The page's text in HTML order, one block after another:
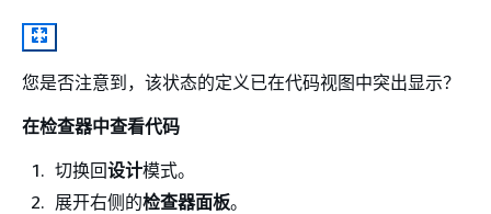
您是否注意到，该状态的定义已在代码视图中突出显示？
在检查器中查看代码
切换回设计模式。
展开右侧的检查器面板。